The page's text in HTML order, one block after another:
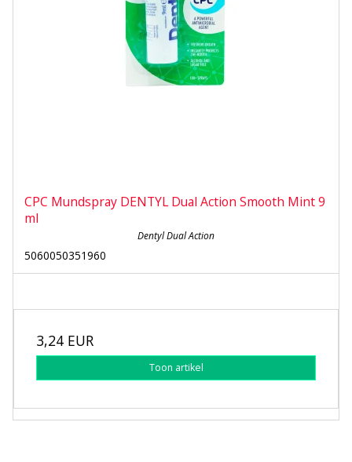
CPC Mundspray DENTYL Dual Action Smooth Mint 9
ml
Dentyl Dual Action
5060050351960
3,24 EUR
Toon artikel